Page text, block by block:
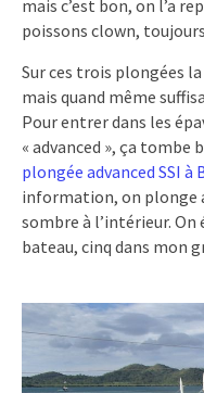
mais c’est bon, on l’a
poissons clown,
Sur ces trois plongées
mais quand même
Pour entrer dans les
« advanced », ça tombe
plongée advanced SSI à
information, on plonge
sombre à l’intérieur.
bateau, cinq dans mon